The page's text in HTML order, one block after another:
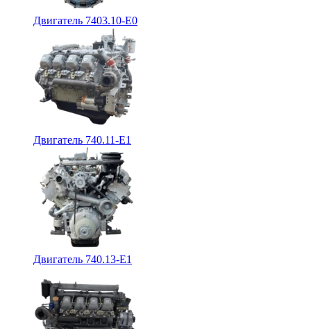
Двигатель 7403.10-E0
Двигатель 740.11-E1
Двигатель 740.13-E1